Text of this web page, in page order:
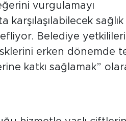
vurgulamayı
sağlık
Belediye
erken dönemde
katkı sağlamak”